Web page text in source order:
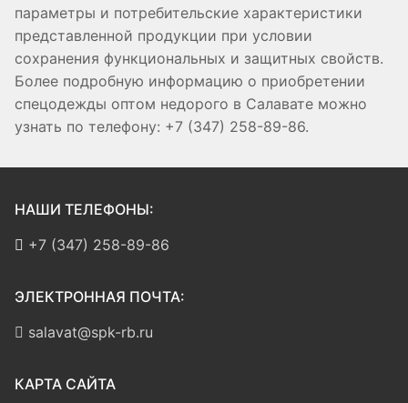
параметры и потребительские характеристики
представленной продукции при условии
сохранения функциональных и защитных свойств.
Более подробную информацию о приобретении
спецодежды оптом недорого в Салавате можно
узнать по телефону: +7 (347) 258-89-86.
НАШИ ТЕЛЕФОНЫ:
+7 (347) 258-89-86
ЭЛЕКТРОННАЯ ПОЧТА:
salavat@spk-rb.ru
КАРТА САЙТА